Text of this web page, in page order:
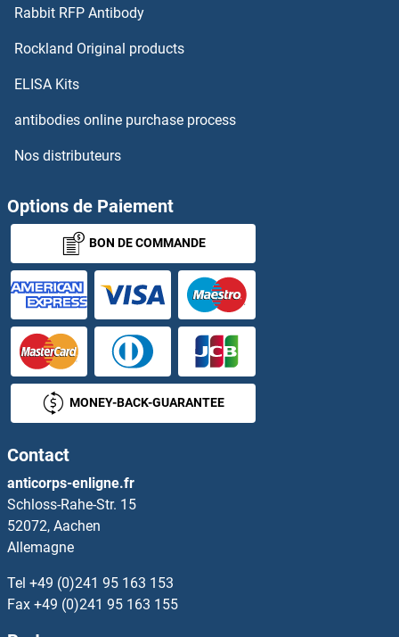
Rabbit RFP Antibody
Rockland Original products
ELISA Kits
antibodies online purchase process
Nos distributeurs
Options de Paiement
BON DE COMMANDE
MONEY-BACK-GUARANTEE
Contact
anticorps-enligne.fr
Schloss-Rahe-Str. 15
52072, Aachen
Allemagne
Tel +49 (0)241 95 163 153
Fax +49 (0)241 95 163 155